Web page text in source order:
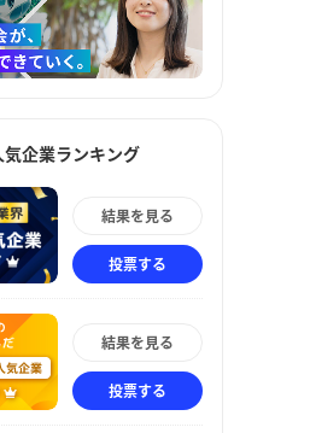
企業ランキング
結果を見る
投票する
結果を見る
投票する